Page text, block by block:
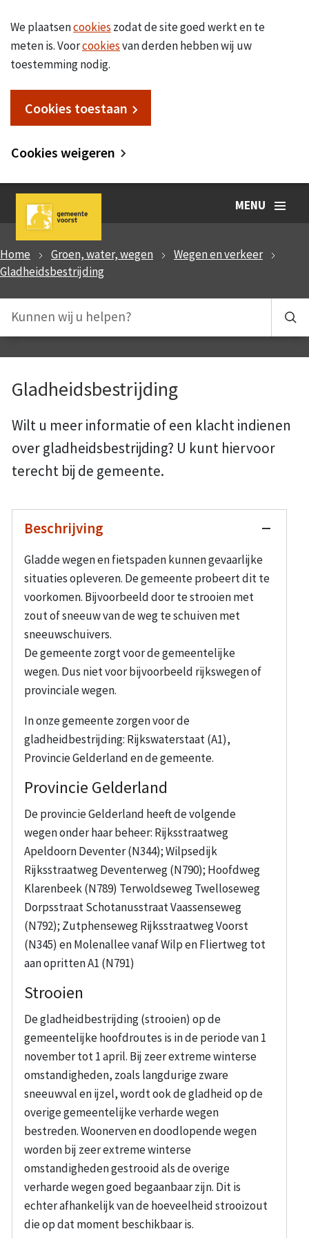
We plaatsencookies zodat de site goed werkt en te
meten is. Voorcookiesvan derden hebben wij uw
toestemming nodig.
Cookies toestaan
Cookies weigeren
MENU
Home Groen, water, wegen
Wegen en verkeer
Gladheidsbestrijding
Gladheidsbestrijding
Wilt u meer informatie of een klacht indienen
over gladheidsbestrijding? U kunt hiervoor
terecht bij de gemeente.
Beschrijving
Gladde wegen en fietspaden kunnen gevaarlijke
situaties opleveren. De gemeente probeert dit te
voorkomen. Bijvoorbeeld door te strooien met
zout of sneeuw van de weg te schuiven met
sneeuwschuivers.
De gemeente zorgt voor de gemeentelijke
wegen. Dus niet voor bijvoorbeeld rijkswegen of
provinciale wegen.
In onze gemeente zorgen voor de
gladheidbestrijding: Rijkswaterstaat (A1),
Provincie Gelderland en de gemeente.
Provincie Gelderland
De provincie Gelderland heeft de volgende
wegen onder haar beheer: Rijksstraatweg
Apeldoorn Deventer (N344); Wilpsedijk
Rijksstraatweg Deventerweg (N790); Hoofdweg
Klarenbeek (N789) Terwoldseweg Twelloseweg
Dorpsstraat Schotanusstraat Vaassenseweg
(N792); Zutphenseweg Rijksstraatweg Voorst
(N345) en Molenallee vanaf Wilp en Fliertweg tot
aan opritten A1 (N791)
Strooien
De gladheidbestrijding (strooien) op de
gemeentelijke hoofdroutes is in de periode van 1
november tot 1 april. Bij zeer extreme winterse
omstandigheden, zoals langdurige zware
sneeuwval en ijzel, wordt ook de gladheid op de
overige gemeentelijke verharde wegen
bestreden. Woonerven en doodlopende wegen
worden bij zeer extreme winterse
omstandigheden gestrooid als de overige
verharde wegen goed begaanbaar zijn. Dit is
echter afhankelijk van de hoeveelheid strooizout
die op dat moment beschikbaar is.